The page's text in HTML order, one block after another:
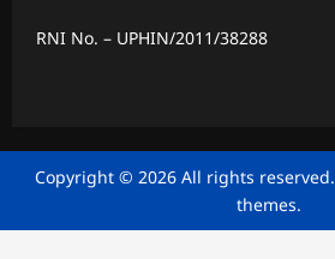
RNI No. – UPHIN/2011/38288
Copyright © 2026 All rights reserved.
themes.